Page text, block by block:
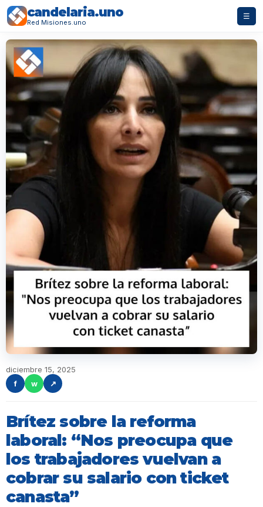
candelaria.uno
Red Misiones.uno
☰
diciembre 15, 2025
f
w ↗
Brítez sobre la reforma
laboral: “Nos preocupa que
los trabajadores vuelvan a
cobrar su salario con ticket
canasta”